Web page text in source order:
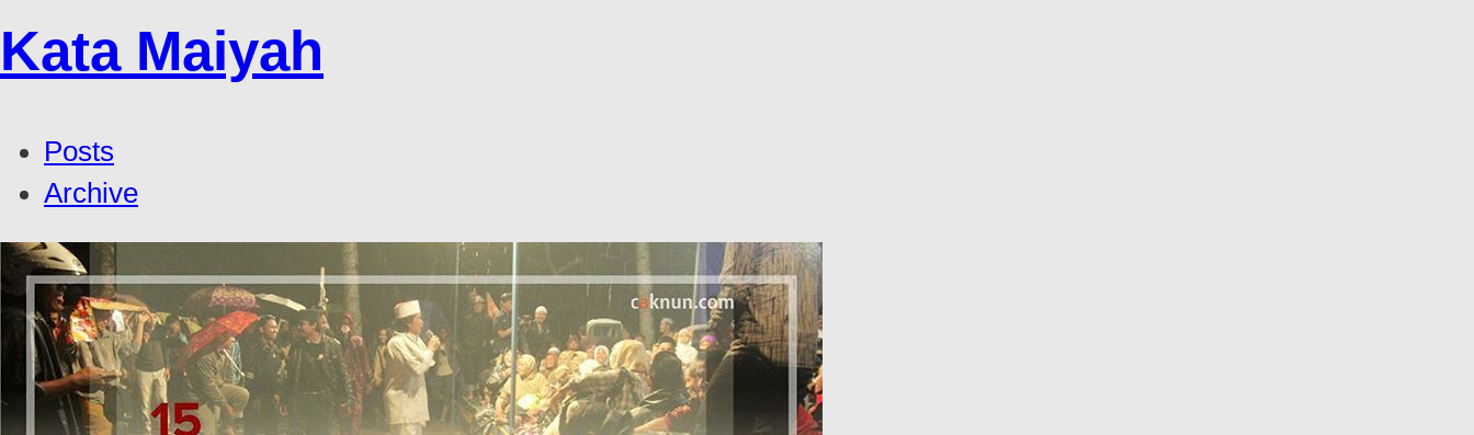
Kata Maiyah
Posts
Archive